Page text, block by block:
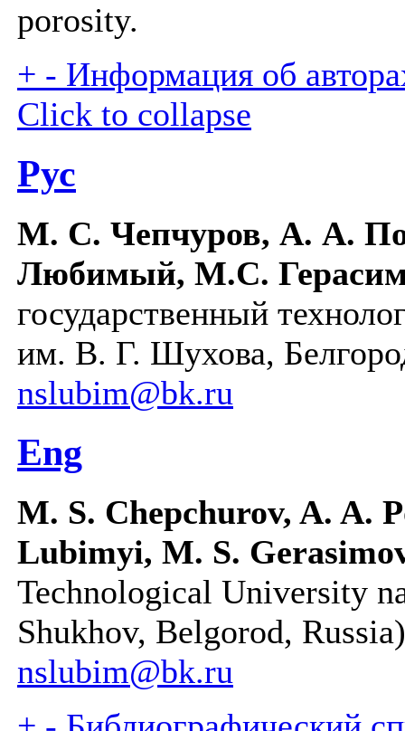
porosity.
+ - Информация об
Click to collapse
Рус
М. С. Чепчуров, А. А.
Любимый, М.С.
государственный
им. В. Г. Шухова,
nslubim@bk.ru
Eng
M. S. Chepchurov, A. A.
Lubimyi, M. S.
Technological University
Shukhov, Belgorod,
nslubim@bk.ru